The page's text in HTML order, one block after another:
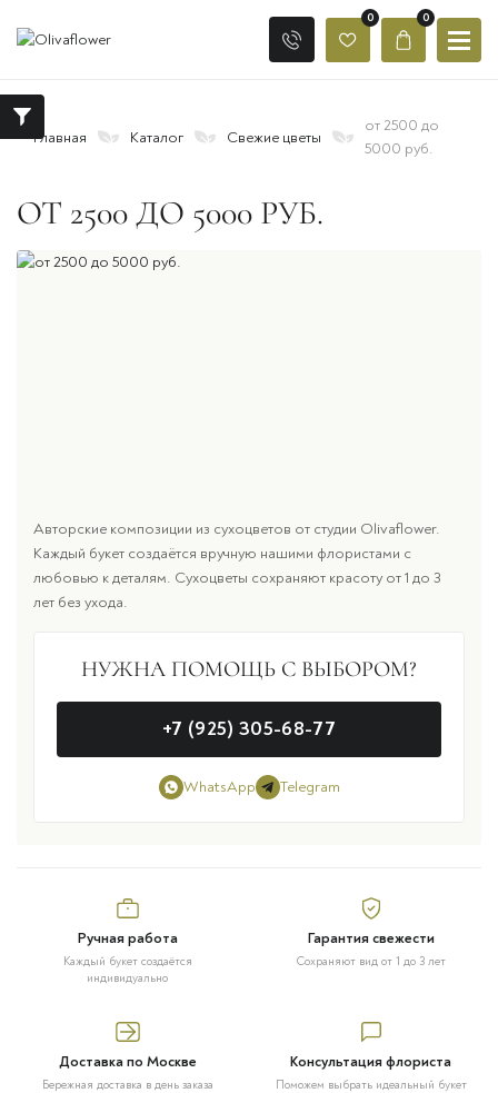
0 0
Главная Каталог Свежие цветы
от 2500 до
5000 руб.
ОТ 2500 ДО 5000 РУБ.
Авторские композиции из сухоцветов от студии Olivaflower.
Каждый букет создаётся вручную нашими флористами с
любовью к деталям. Сухоцветы сохраняют красоту от 1 до 3
лет без ухода.
НУЖНА ПОМОЩЬ С ВЫБОРОМ?
+7 (925) 305-68-77
WhatsApp Telegram
Ручная работа
Каждый букет создаётся
индивидуально
Гарантия свежести
Сохраняют вид от 1 до 3 лет
Доставка по Москве
Бережная доставка в день заказа
Консультация флориста
Поможем выбрать идеальный букет